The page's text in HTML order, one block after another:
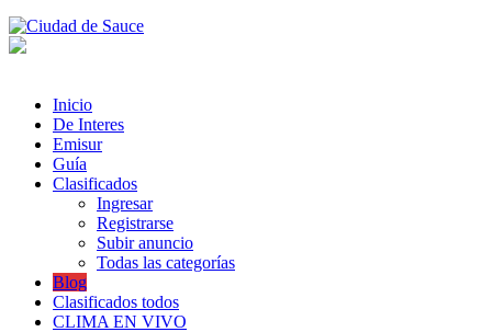
Inicio
De Interes
Emisur
Guía
Clasificados
Ingresar
Registrarse
Subir anuncio
Todas las categorías
Blog
Clasificados todos
CLIMA EN VIVO